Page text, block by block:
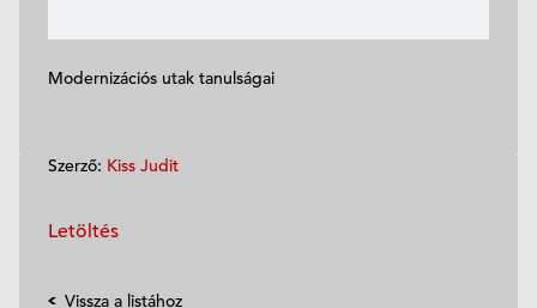
Modernizációs utak tanulságai
Szerző: Kiss Judit
Letöltés
Vissza a listához